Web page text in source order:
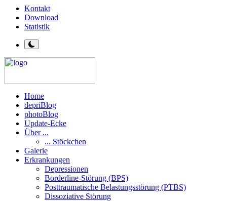
Kontakt
Download
Statistik
Home
depriBlog
photoBlog
Update-Ecke
Über ...
... Stöckchen
Galerie
Erkrankungen
Depressionen
Borderline-Störung (BPS)
Posttraumatische Belastungsstörung (PTBS)
Dissoziative Störung